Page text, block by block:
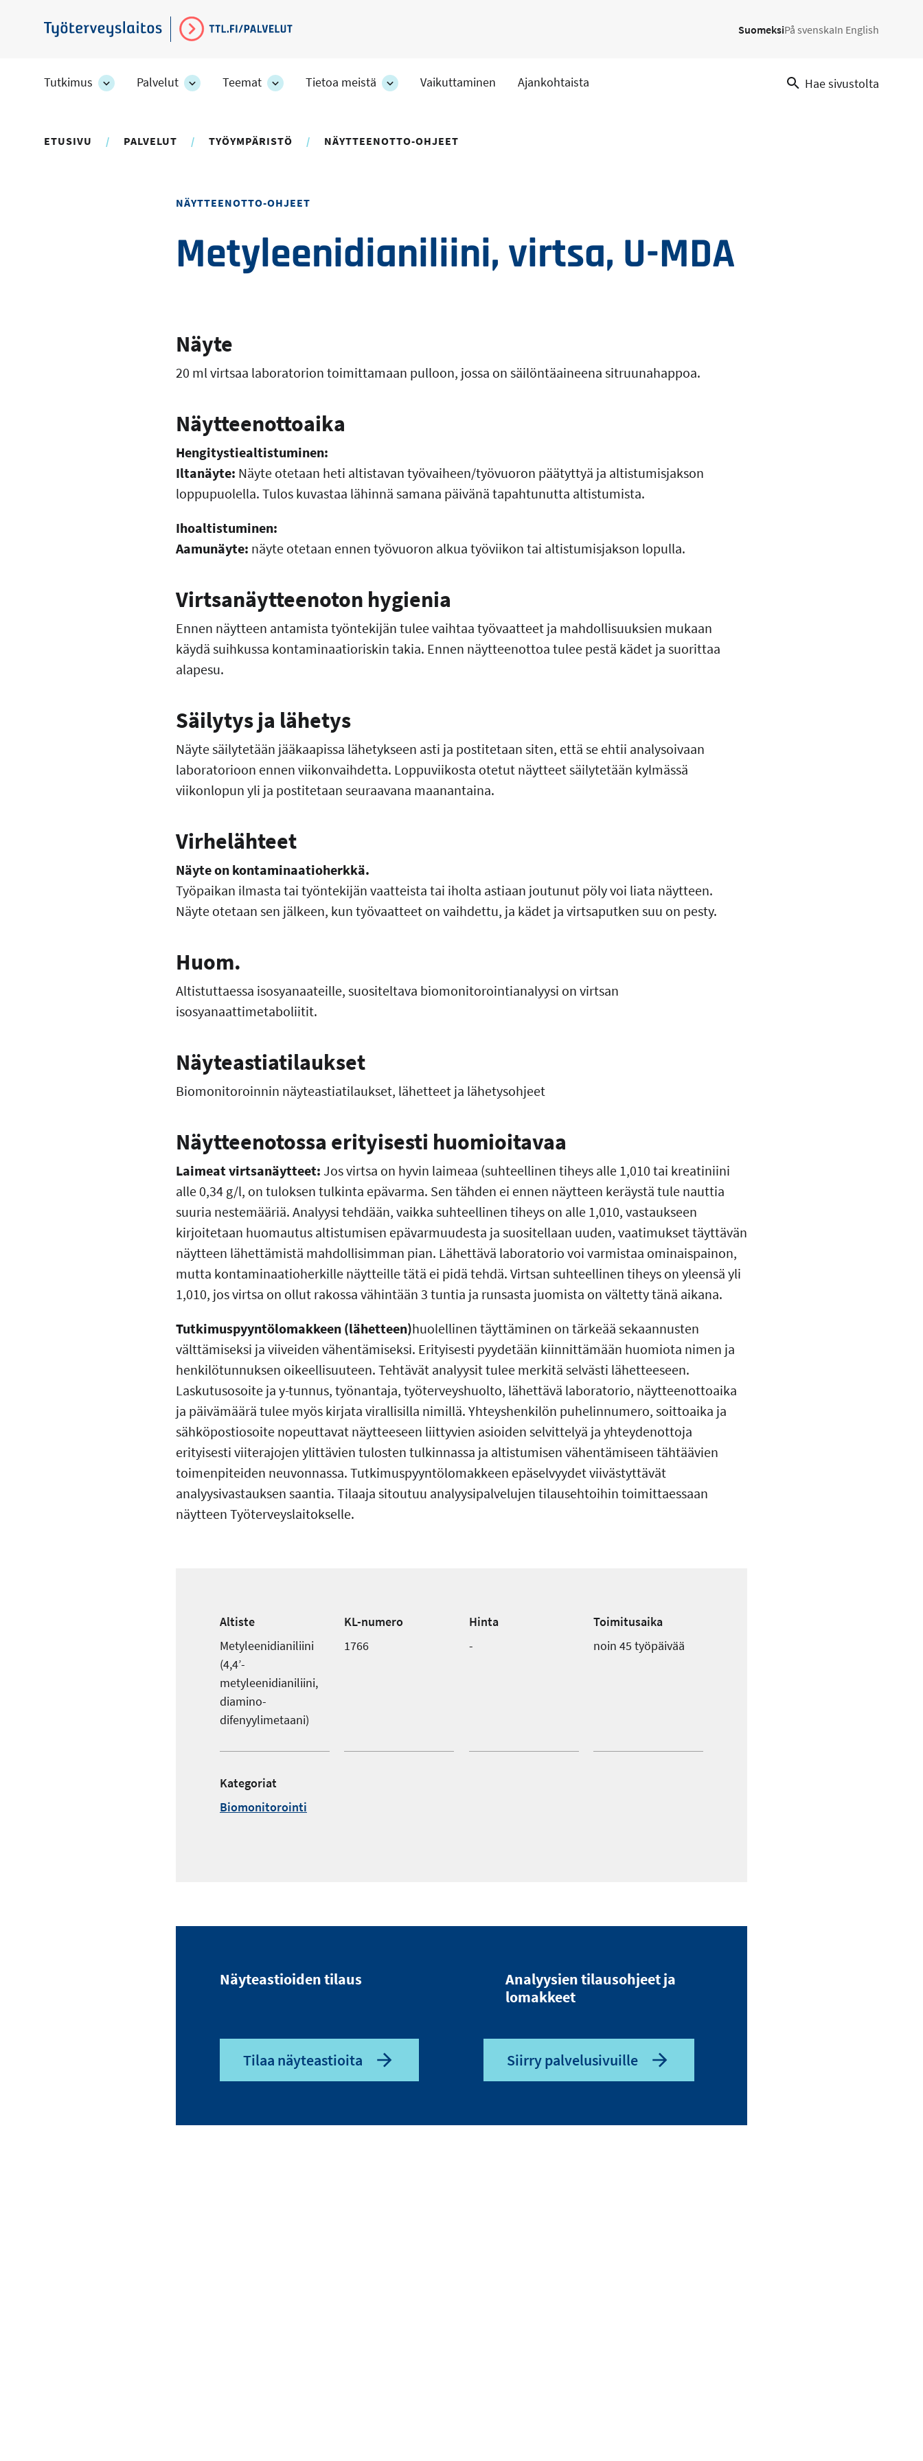
pääsisältöön
Työterveyslaitos
SuomeksiPå svenskaIn English
Tutkimus
TutkimusPalvelut
Palvelut
alakohteet
Teemat
Teemat
alakohteet
Tietoa meistä
Tietoa
alakohteet
Vaikuttaminen Ajankohtaista Hae sivustolta
ETUSIVU PALVELUT TYÖYMPÄRISTÖ NÄYTTEENOTTO-OHJEET
NÄYTTEENOTTO-OHJEET
Metyleenidianiliini, virtsa, U-MDA
Näyte
20 ml virtsaa laboratorion toimittamaan pulloon, jossa on säilöntäaineena sitruunahappoa.
Näytteenottoaika
Hengitystiealtistuminen:
Iltanäyte: Näyte otetaan heti altistavan työvaiheen/työvuoron päätyttyä ja altistumisjakson
loppupuolella. Tulos kuvastaa lähinnä samana päivänä tapahtunutta altistumista.
Ihoaltistuminen:
Aamunäyte: näyte otetaan ennen työvuoron alkua työviikon tai altistumisjakson lopulla.
Virtsanäytteenoton hygienia
Ennen näytteen antamista työntekijän tulee vaihtaa työvaatteet ja mahdollisuuksien mukaan
käydä suihkussa kontaminaatioriskin takia. Ennen näytteenottoa tulee pestä kädet ja suorittaa
alapesu.
Säilytys ja lähetys
Näyte säilytetään jääkaapissa lähetykseen asti ja postitetaan siten, että se ehtii analysoivaan
laboratorioon ennen viikonvaihdetta. Loppuviikosta otetut näytteet säilytetään kylmässä
viikonlopun yli ja postitetaan seuraavana maanantaina.
Virhelähteet
Näyte on kontaminaatioherkkä.
Työpaikan ilmasta tai työntekijän vaatteista tai iholta astiaan joutunut pöly voi liata näytteen.
Näyte otetaan sen jälkeen, kun työvaatteet on vaihdettu, ja kädet ja virtsaputken suu on pesty.
Huom.
Altistuttaessa isosyanaateille, suositeltava biomonitorointianalyysi on virtsan
isosyanaattimetaboliitit.
Näyteastiatilaukset
Biomonitoroinnin näyteastiatilaukset, lähetteet ja lähetysohjeet
Näytteenotossa erityisesti huomioitavaa
Laimeat virtsanäytteet: Jos virtsa on hyvin laimeaa (suhteellinen tiheys alle 1,010 tai kreatiniini
alle 0,34 g/l, on tuloksen tulkinta epävarma. Sen tähden ei ennen näytteen keräystä tule nauttia
suuria nestemääriä. Analyysi tehdään, vaikka suhteellinen tiheys on alle 1,010, vastaukseen
kirjoitetaan huomautus altistumisen epävarmuudesta ja suositellaan uuden, vaatimukset täyttävän
näytteen lähettämistä mahdollisimman pian. Lähettävä laboratorio voi varmistaa ominaispainon,
mutta kontaminaatioherkille näytteille tätä ei pidä tehdä. Virtsan suhteellinen tiheys on yleensä yli
1,010, jos virtsa on ollut rakossa vähintään 3 tuntia ja runsasta juomista on vältetty tänä aikana.
Tutkimuspyyntölomakkeen (lähetteen)huolellinen täyttäminen on tärkeää sekaannusten
välttämiseksi ja viiveiden vähentämiseksi. Erityisesti pyydetään kiinnittämään huomiota nimen ja
henkilötunnuksen oikeellisuuteen. Tehtävät analyysit tulee merkitä selvästi lähetteeseen.
Laskutusosoite ja y-tunnus, työnantaja, työterveyshuolto, lähettävä laboratorio, näytteenottoaika
ja päivämäärä tulee myös kirjata virallisilla nimillä. Yhteyshenkilön puhelinnumero, soittoaika ja
sähköpostiosoite nopeuttavat näytteeseen liittyvien asioiden selvittelyä ja yhteydenottoja
erityisesti viiterajojen ylittävien tulosten tulkinnassa ja altistumisen vähentämiseen tähtäävien
toimenpiteiden neuvonnassa. Tutkimuspyyntölomakkeen epäselvyydet viivästyttävät
analyysivastauksen saantia. Tilaaja sitoutuu analyysipalvelujen tilausehtoihin toimittaessaan
näytteen Työterveyslaitokselle.
Altiste
Metyleenidianiliini
(4,4’-
metyleenidianiliini,
diamino-
difenyylimetaani)
KL-numero
1766
Hinta
-
Toimitusaika
noin 45 työpäivää
Kategoriat
Biomonitorointi
Näyteastioiden tilaus
Tilaa näyteastioita
Analyysien tilausohjeet ja
lomakkeet
Siirry palvelusivuille